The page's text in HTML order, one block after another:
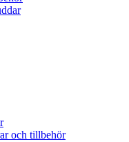
och tillbehör